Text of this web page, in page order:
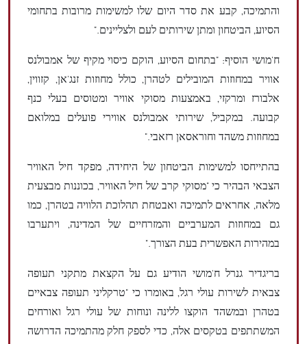
והתמיכה, קבע את סדר היום שלו למשימות מרובות בתחומי
הסיוע, הביטחון ומתן שירותים לעם ולצליינים."
ח'מושי הוסיף: "בתחום הסיוע, הוקם כיסוי מקיף של אמבולנס
אוויר במחוזות המובילים לטהרן, כולל מחוזות זנג'אן, קזווין,
אלבורז ומרקזי, באמצעות מסוקי אוויר ומטוסים בעלי כנף
קבועה. במקביל, שירותי אמבולנס אווירי פועלים במלואם
במחוזות משהד וחוראסאן רזאבי."
בהתייחסו למשימות הביטחון של היחידה, מפקד חיל האוויר
הצבאי הבהיר כי "מסוקי קרב של חיל האוויר, בכוננות מבצעית
מלאה, אחראים לתמיכה ואבטחת תהלוכת הלוויה בטהרן, כמו
גם במחוזות המערביים והמזרחיים של המדינה, ויתערבו
במהירות האפשרית בעת הצורך."
בריגדיר גנרל ח'מושי הודיע גם על הקצאת מתקני תעופה
צבאית לשירות עולי רגל, באומרו כי "טרקליני תעופה צבאיים
בטהרן ובמשהד הוקצו ללינה ונוחות של עולי רגל ואורחים
המשתתפים בטקסים אלה, כדי לספק חלק מהתמיכה הדרושה